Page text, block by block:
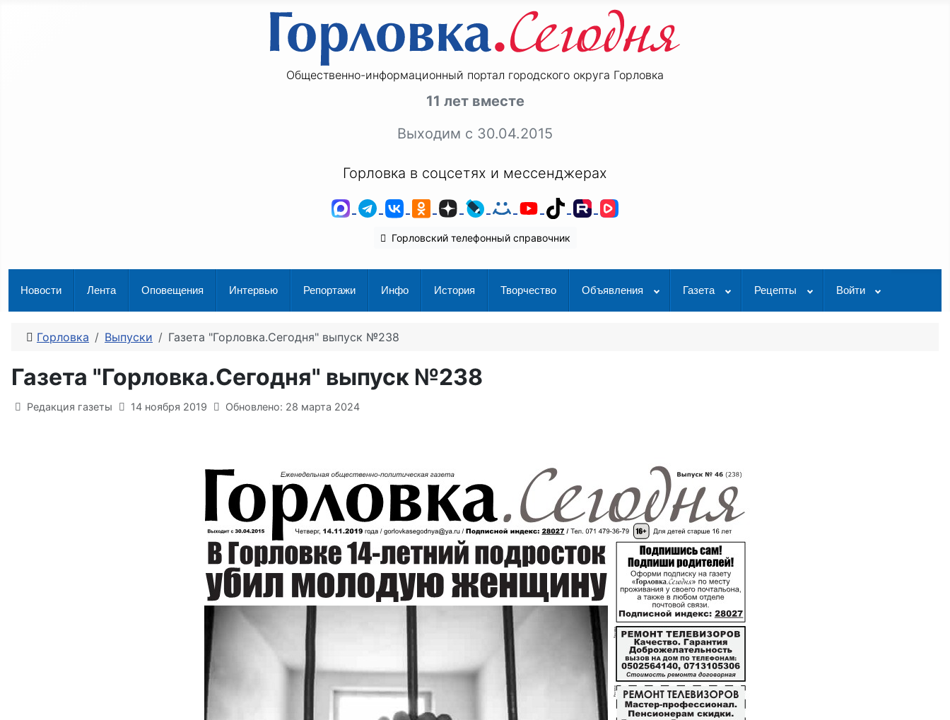
Общественно-информационный портал городского округа Горловка
11 лет вместе
Выходим с 30.04.2015
Горловка в соцсетях и мессенджерах
MAXTelegram
ВКонтакте
Одноклассники
ДзенLiveJournal
Мой Мир
YouTube
TikTokRutube
Горловский телефонный справочник
Новости Лента Оповещения Интервью Репортажи Инфо История Творчество Объявления Газета Рецепты Войти
Горловка Выпуски Газета "Горловка.Сегодня" выпуск №238
Газета "Горловка.Сегодня" выпуск №238
Информация о материале
Редакция газеты 14 ноября 2019 Обновлено: 28 марта 2024